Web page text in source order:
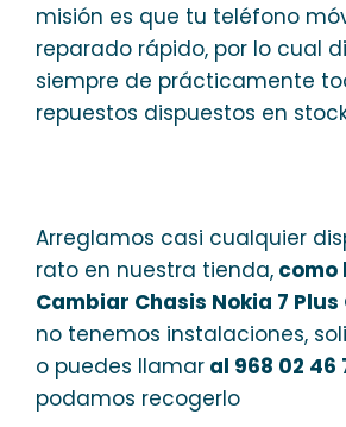
misión es que tu teléfono
reparado rápido, por lo cual
siempre de prácticamente
repuestos dispuestos en
Arreglamos casi cualquier
rato en nuestra tienda, como
Cambiar Chasis Nokia 7 Plus
no tenemos instalaciones,
o puedes llamar al 968 02 46
podamos recogerlo